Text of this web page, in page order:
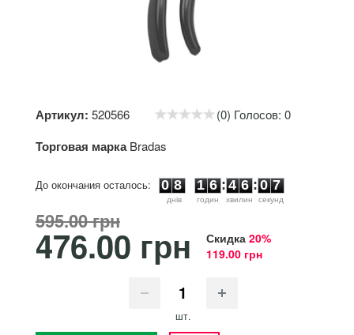
Артикул: 520566 (0) Голосов: 0
Торговая марка Bradas
До окончания осталось:
0 8
днiв
1 6
годин
: 4 6
хвилин
: 0 7
секунд
595.00 грн
476.00 грн Скидка 20%
119.00 грн
шт.